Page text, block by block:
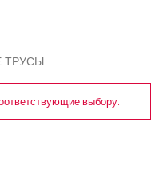
ТРУСЫ
выбору.